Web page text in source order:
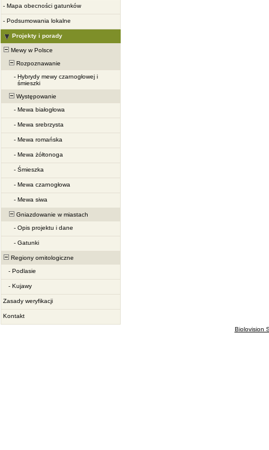
- Mapa obecności gatunków
- Podsumowania lokalne
Projekty i porady
Mewy w Polsce
Rozpoznawanie
- Hybrydy mewy czarnogłowej i
śmieszki
Występowanie
- Mewa białogłowa
- Mewa srebrzysta
- Mewa romańska
- Mewa żółtonoga
- Śmieszka
- Mewa czarnogłowa
- Mewa siwa
Gniazdowanie w miastach
- Opis projektu i dane
- Gatunki
Regiony ornitologiczne
- Podlasie
- Kujawy
Zasady weryfikacji
Kontakt
Biolovision